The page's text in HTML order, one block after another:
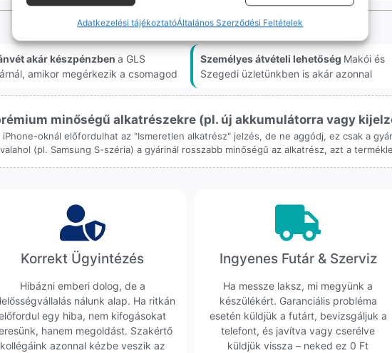
Adatkezelési tájékoztatóÁltalános Szerződési Feltételek
akár készpénzben a GLS
amikor megérkezik a csomagod
Személyes átvételi lehetőség Makói és
Szegedi üzletünkben is akár azonnal
minőségű alkatrészekre (pl. új akkumulátorra vagy
oknál előfordulhat az "Ismeretlen alkatrész" jelzés, de ne aggódj, ez csak a
(pl. Samsung S-széria) a gyárinál rosszabb minőségű az alkatrész, azt a
Korrekt Ügyintézés
Hibázni emberi dolog, de a
nálunk alap. Ha ritkán
egy hiba, nem kifogásokat
hanem megoldást. Szakértő
kollégáink azonnal kézbe veszik az
Ingyenes Futár & Szerviz
Ha messze laksz, mi megyünk a
készülékért. Garanciális probléma
esetén küldjük a futárt, bevizsgáljuk a
telefont, és javítva vagy cserélve
küldjük vissza – neked ez 0 Ft